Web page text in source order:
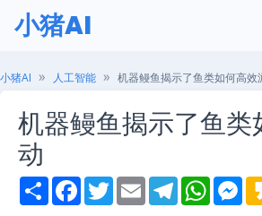
小猪AI
小猪AI 人工智能 机器鳗鱼揭示了鱼类如何高效
机器鳗鱼揭示了鱼类
动
S
h
F
a
T
w
E
m
T
e
W
h
M
e